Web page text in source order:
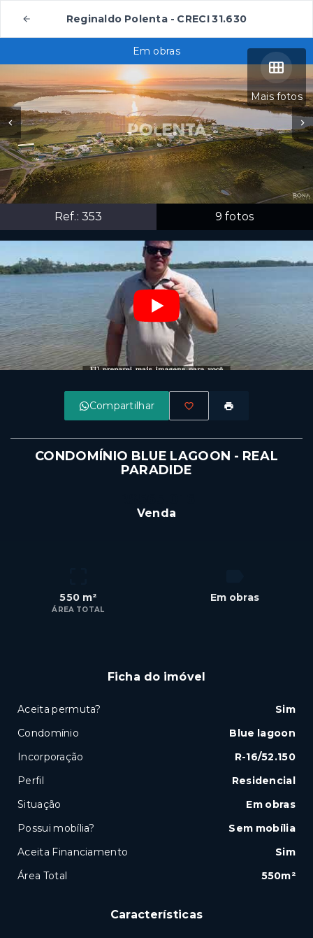
Reginaldo Polenta - CRECI 31.630
Mais fotos
Ref.: 353 9 fotos
Em obras
Compartilhar
CONDOMÍNIO BLUE LAGOON - REAL
PARADIDE
Venda
550 m²
ÁREA TOTAL
Em obras
Características
Ficha do imóvel
Aceita permuta?
Sim
Condomínio
Blue lagoon
Incorporação
R-16/52.150
Perfil
Residencial
Situação
Em obras
Possui mobília?
Sem mobília
Aceita Financiamento
Sim
Área Total
550m²